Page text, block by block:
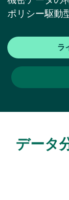
ポリシー駆動
ラ
データ